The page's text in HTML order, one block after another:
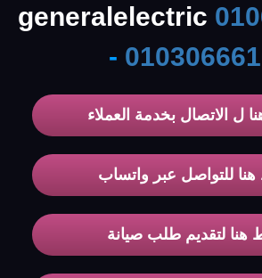
generalelectric
-
ل الاتصال بخدمة العملاء
للتواصل عبر واتساب
هنا لتقديم طلب صيانة